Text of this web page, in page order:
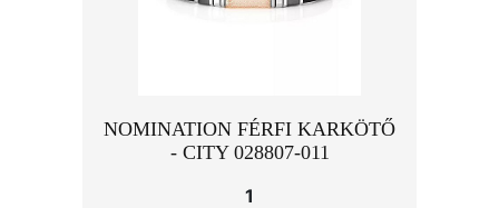
NOMINATION FÉRFI KARKÖTŐ
- CITY 028807-011
1